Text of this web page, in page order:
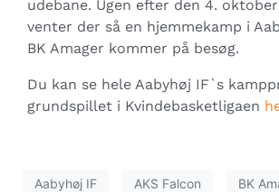
udebane. Ugen efter den 4.
venter der så en hjemmekamp i
BK Amager kommer på besøg.
Du kan se hele Aabyhøj IF`s
grundspillet i Kvindebasketligaen
Aabyhøj IF AKS Falcon BK